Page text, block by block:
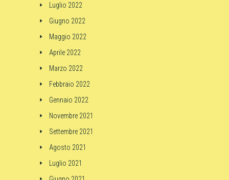
Luglio 2022
Giugno 2022
Maggio 2022
Aprile 2022
Marzo 2022
Febbraio 2022
Gennaio 2022
Novembre 2021
Settembre 2021
Agosto 2021
Luglio 2021